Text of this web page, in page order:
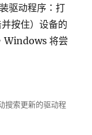
驱动程序：打
按住）设备的
Windows 将尝
搜索更新的驱动程